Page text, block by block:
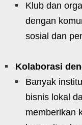
Klub dan
dengan
sosial dan
Kolaborasi
Banyak
bisnis lokal
memberikan